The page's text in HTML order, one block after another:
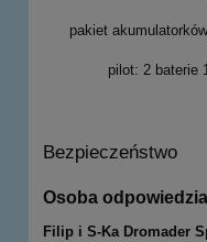
pakiet
pilot: 2 baterie
Bezpieczeństwo
Osoba
Filip i S-Ka Dromader